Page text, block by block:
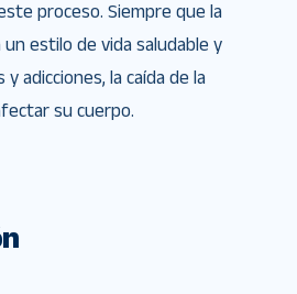
proceso. Siempre que la
estilo de vida saludable y
adicciones, la caída de la
su cuerpo.